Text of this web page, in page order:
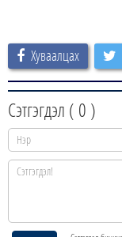
Хуваалцах
Сэтгэгдэл ( 0 )